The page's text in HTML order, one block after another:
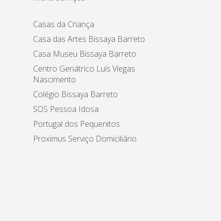
Casas da Criança
Casa das Artes Bissaya Barreto
Casa Museu Bissaya Barreto
Centro Geriátrico Luís Viegas
Nascimento
Colégio Bissaya Barreto
SOS Pessoa Idosa
Portugal dos Pequenitos
Proximus Serviço Domiciliário